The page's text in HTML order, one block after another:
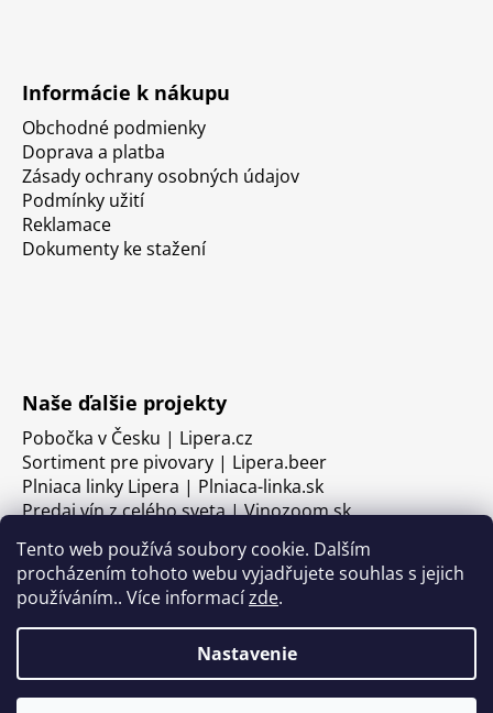
Tento web používá soubory cookie. Dalším
procházením tohoto webu vyjadřujete souhlas s jejich
používáním.. Více informacízde.
Nastavenie
Informácie k nákupu
Obchodné podmienky
Doprava a platba
Zásady ochrany osobných údajov
Podmínky užití
Reklamace
Dokumenty ke stažení
Naše ďalšie projekty
Pobočka v Česku | Lipera.cz
Sortiment pre pivovary | Lipera.beer
Plniaca linky Lipera | Plniaca-linka.sk
Predaj vín z celého sveta | Vinozoom.sk